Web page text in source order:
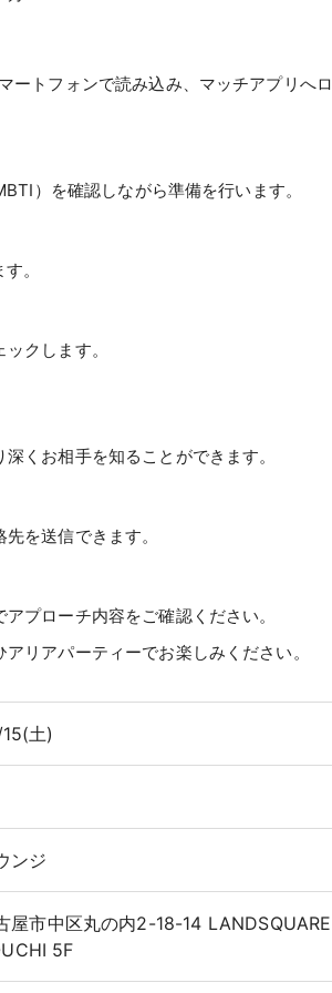
ートフォンで読み込み、マッチアプリへ
）を確認しながら準備を行います。
。
クします。
くお相手を知ることができます。
を送信できます。
プローチ内容をご確認ください。
リアパーティーでお楽しみください。
土)
ンジ
屋市中区丸の内2-18-14 LANDSQUARE
5F